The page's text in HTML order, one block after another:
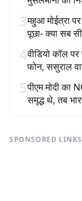
3महुआ मोईत्रा
पूछा- क्या सब
4वीडियो कॉल
फोन, ससुराल
5पीएम मोदी
समृद्ध थे, तब
SPONSORED LINKS